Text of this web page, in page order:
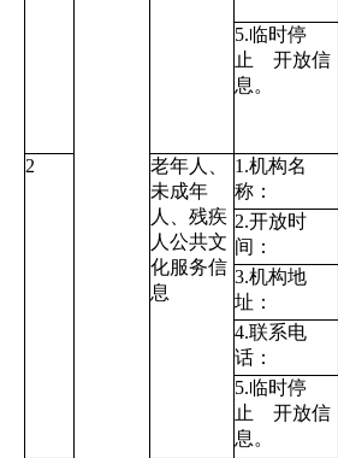
5.临时停
止 开放信
息。
2
老年人、
未成年
人、残疾
人公共文
化服务信
息
1.机构名
称：
2.开放时
间：
3.机构地
址：
4.联系电
话：
5.临时停
止 开放信
息。